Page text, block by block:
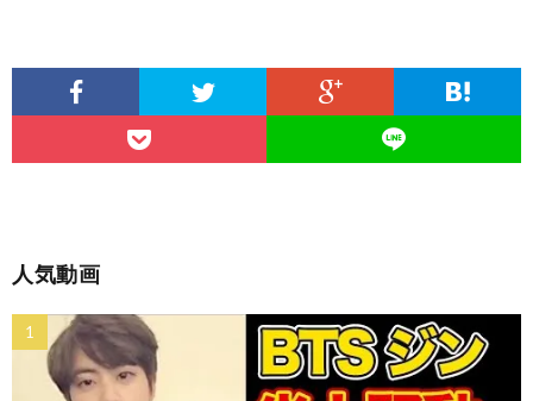
人気動画